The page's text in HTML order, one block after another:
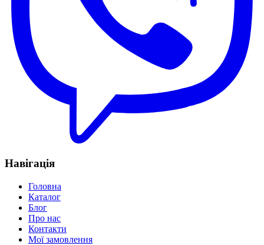
Навігація
Головна
Каталог
Блог
Про нас
Контакти
Мої замовлення